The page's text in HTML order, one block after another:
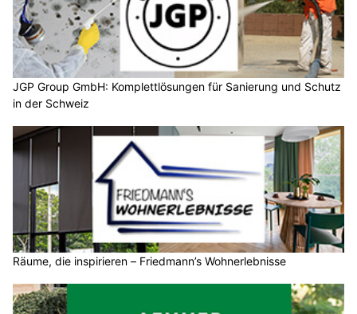
JGP Group GmbH: Komplettlösungen für Sanierung und Schutz
in der Schweiz
Räume, die inspirieren – Friedmann’s Wohnerlebnisse